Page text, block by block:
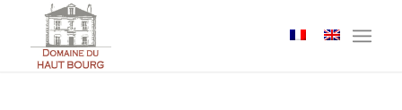
Cookies management panel